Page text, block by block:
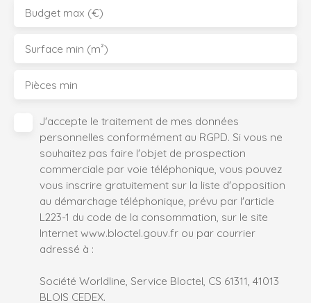
Budget max (€)
Surface min (m²)
Pièces min
J'accepte le traitement de mes données
personnelles conformément au RGPD. Si vous ne
souhaitez pas faire l'objet de prospection
commerciale par voie téléphonique, vous pouvez
vous inscrire gratuitement sur la liste d'opposition
au démarchage téléphonique, prévu par l'article
L223-1 du code de la consommation, sur le site
Internet www.bloctel.gouv.fr ou par courrier
adressé à :
Société Worldline, Service Bloctel, CS 61311, 41013
BLOIS CEDEX.